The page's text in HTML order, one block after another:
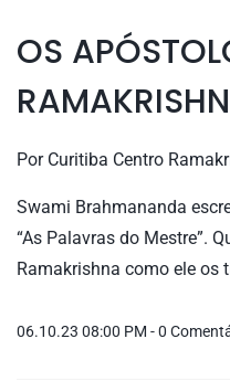
OS
Por Curitiba Centro
Swami Brahmananda
“As Palavras do Mestre”.
Ramakrishna como ele os
06.10.23 08:00 PM -0